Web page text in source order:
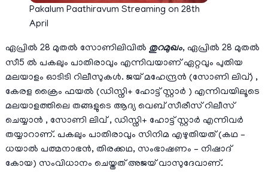
Pakalum Paathiravum Streaming on 28th
April
ഏപ്രിൽ 28 മുതൽ സോണിലിവിൽ തുറമുഖം, ഏപ്രിൽ 28 മുതൽ
സീ5 ൽ പകലും പാതിരാവും എന്നിവയാണ് ഏറ്റവും പുതിയ
മലയാളം ഓടിടി റിലീസുകൾ. ജയ് മഹേന്ദ്രൻ (സോണി ലിവ്) ,
കേരള ക്രൈം ഫയല്‍ (ഡിസ്നി+ ഹോട്ട് സ്റ്റാര്‍ ) എന്നിവയിലൂടെ
മലയാളത്തിലെ തങ്ങളുടെ ആദ്യ വെബ്‌ സീരീസ് റിലീസ്
ചെയ്യാന്‍ , സോണി ലിവ് , ഡിസ്നി+ ഹോട്ട് സ്റ്റാര്‍ എന്നിവര്‍
തയ്യാറാണ്. പകലും പാതിരാവും സിനിമ എഴുതിയത് (കഥ –
ധയാൽ പത്മനാഭൻ, തിരക്കഥ, സംഭാഷണം – നിഷാദ്
കോയ) സംവിധാനം ചെയ്തത് അജയ് വാസുദേവാണ്.